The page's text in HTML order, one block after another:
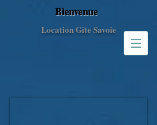
​Bienvenue
Location Gite Savoie